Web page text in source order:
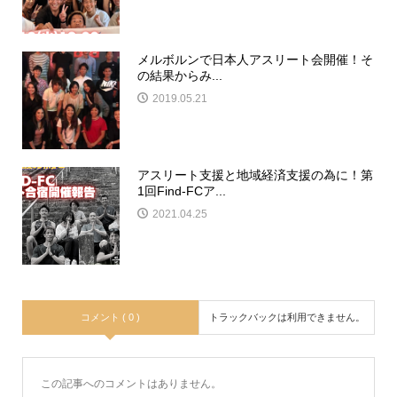
メルボルンで日本人アスリート会開催！そ
の結果からみ...
2019.05.21
アスリート支援と地域経済支援の為に！第
1回Find-FCア...
2021.04.25
コメント ( 0 ) トラックバックは利用できません。
この記事へのコメントはありません。